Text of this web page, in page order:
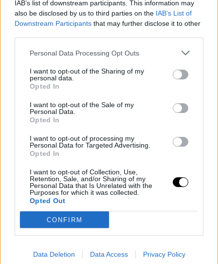
IAB’s list of downstream participants. This information may
also be disclosed by us to third parties on the IAB’s List of
Downstream Participants that may further disclose it to other
Personal Data Processing Opt Outs
I want to opt-out of the Sharing of my
personal data.
Opted In
I want to opt-out of the Sale of my
Personal Data.
Opted In
I want to opt-out of processing my
Personal Data for Targeted Advertising.
Opted In
I want to opt-out of Collection, Use,
Retention, Sale, and/or Sharing of my
Personal Data that Is Unrelated with the
Purposes for which it was collected.
Opted Out
CONFIRM
Data Deletion Data Access Privacy Policy
Τη μονοχρωμία του συνόλου κατάφερε να «σπάσει» με
μαύρη τσάντα του οίκου Carolina Herrera, αλλά και τα μαύρα
εξώφτερνα παπούτσια με χαμηλό τακούνι, που αποδεικνύονται
ιδανικά για την άνοιξη. Το συγκεκριμένο ζευγάρι slingbacks
μάλιστα κυκλοφορεί και σταZara , προσφέροντας μια πιο
βασίλισσα. Βρείτε τοεδώ.